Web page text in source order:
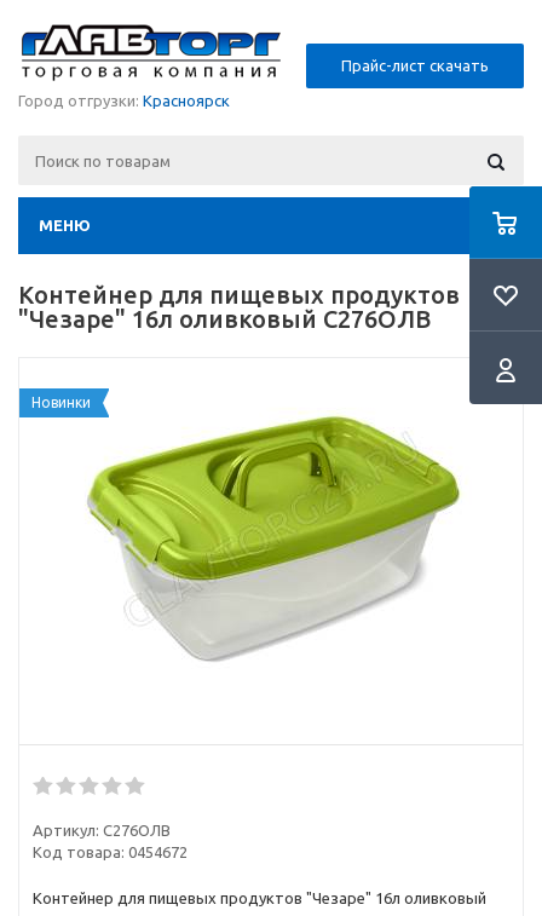
Прайс-лист скачать
Город отгрузки: Красноярск
МЕНЮ
Контейнер для пищевых продуктов
"Чезаре" 16л оливковый С276ОЛВ
Новинки
Артикул: С276ОЛВ
Код товара: 0454672
Контейнер для пищевых продуктов "Чезаре" 16л оливковый